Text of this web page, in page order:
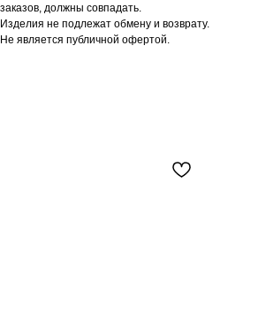
заказов, должны совпадать.
Изделия не подлежат обмену и возврату.
Не является публичной офертой.